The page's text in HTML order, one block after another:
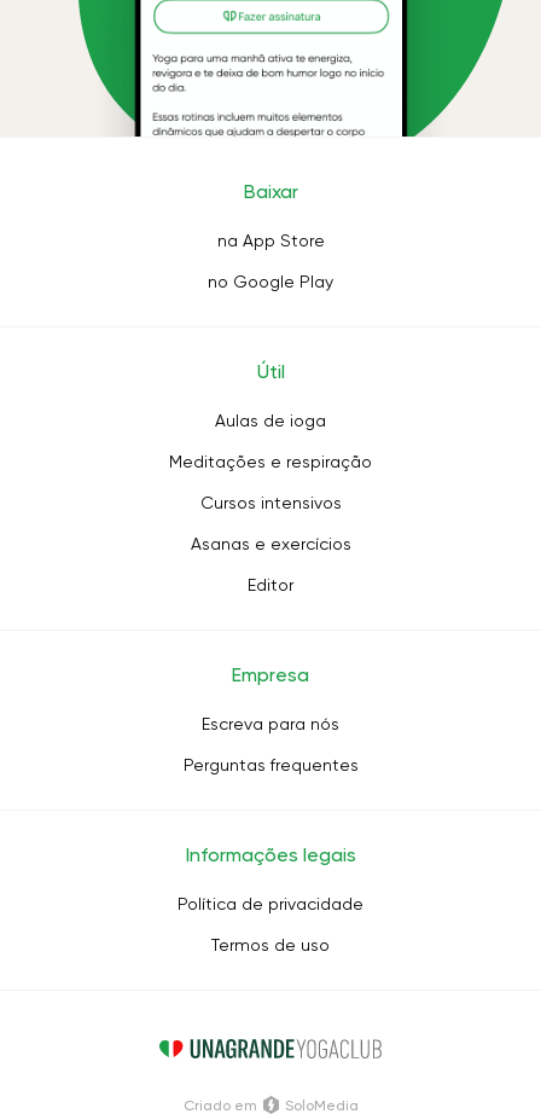
Baixar
na App Store
no Google Play
Útil
Aulas de ioga
Meditações e respiração
Cursos intensivos
Asanas e exercícios
Editor
Empresa
Escreva para nós
Perguntas frequentes
Informações legais
Política de privacidade
Termos de uso
Criado em SoloMedia